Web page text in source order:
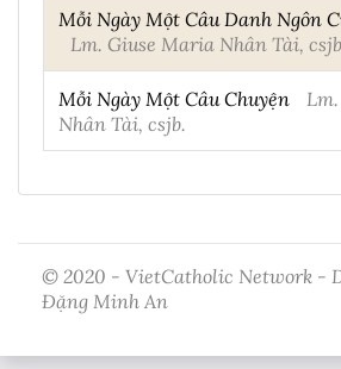
Mỗi Ngày Một Câu Danh Ngôn
Lm. Giuse Maria Nhân Tài,
Mỗi Ngày Một Câu Chuyện
Nhân Tài, csjb.
© 2020 - VietCatholic Network -
Đặng Minh An